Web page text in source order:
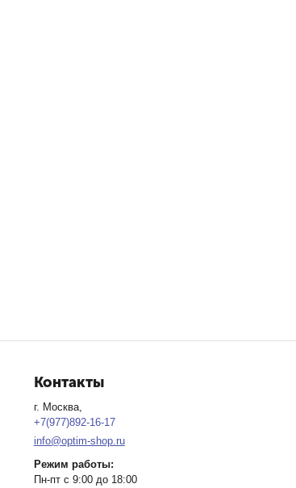
Контакты
г. Москва,
+7(977)892-16-17
info@optim-shop.ru
Режим работы:
Пн-пт с 9:00 до 18:00